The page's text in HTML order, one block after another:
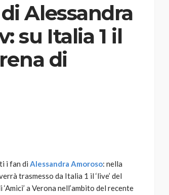
Alessandra
su Italia 1 il
di
i fan di Alessandra Amoroso: nella
trasmesso da Italia 1 il ‘live’ del
a Verona nell’ambito del recente
passione per
l’automobilismo
abbracciano la stessa causa